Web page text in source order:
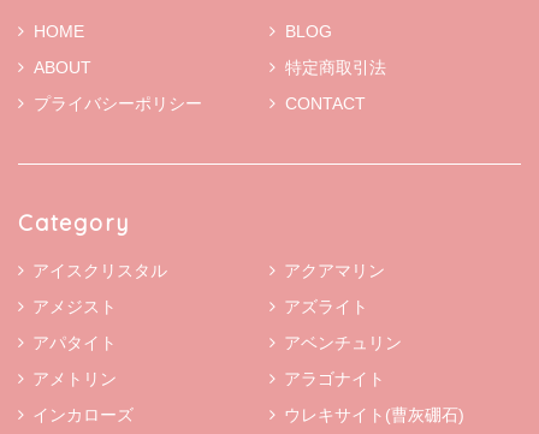
HOME
BLOG
ABOUT
特定商取引法
プライバシーポリシー
CONTACT
Category
アイスクリスタル
アクアマリン
アメジスト
アズライト
アパタイト
アベンチュリン
アメトリン
アラゴナイト
インカローズ
ウレキサイト(曹灰硼石)